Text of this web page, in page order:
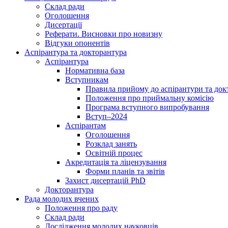
Склад ради
Оголошення
Дисертації
Реферати. Висновки про новизну
Відгуки опонентів
Аспірантура та докторантура
Аспірантура
Нормативна база
Вступникам
Правила прийому до аспірантури та
Положення про приймальну комісію
Програма вступного випробування
Вступ–2024
Аспірантам
Оголошення
Розклад занять
Освітній процес
Акредитація та ліцензування
Форми планів та звітів
Захист дисертацій PhD
Докторантура
Рада молодих вчених
Положення про раду
Склад ради
Дослідження молодих науковців